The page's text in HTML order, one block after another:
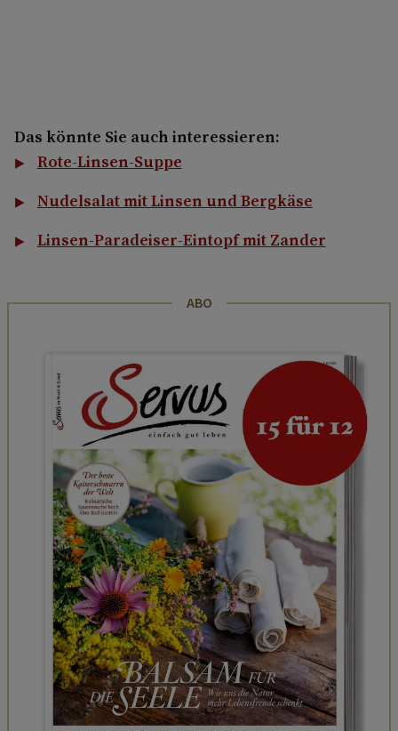
Das könnte Sie auch interessieren:
Rote-Linsen-Suppe
Nudelsalat mit Linsen und Bergkäse
Linsen-Paradeiser-Eintopf mit Zander
ABO